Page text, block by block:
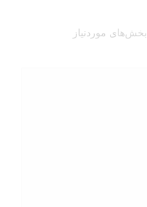
بخش‌های موردنیاز